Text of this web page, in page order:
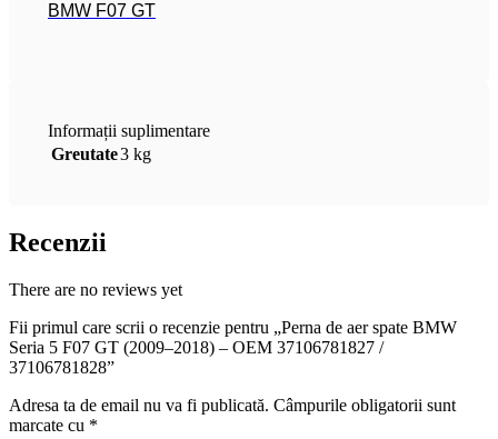
BMW F07 GT
Informații suplimentare
Greutate3 kg
Recenzii
There are no reviews yet
Fii primul care scrii o recenzie pentru „Perna de aer spate BMW
Seria 5 F07 GT (2009–2018) – OEM 37106781827 /
37106781828”
Adresa ta de email nu va fi publicată. Câmpurile obligatorii sunt
marcate cu *